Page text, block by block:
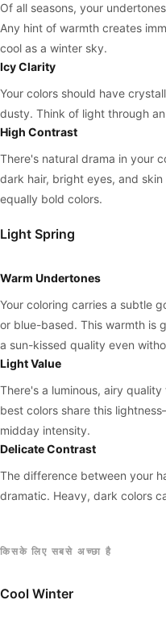
Of all seasons, your
Any hint of warmth creates
cool as a winter sky.
Icy Clarity
Your colors should have
dusty. Think of light through
High Contrast
There's natural drama in your
dark hair, bright eyes, and
equally bold colors.
Light Spring
Warm Undertones
Your coloring carries a subtle
or blue-based. This warmth is
a sun-kissed quality even
Light Value
There's a luminous, airy
best colors share this
midday intensity.
Delicate Contrast
The difference between your
dramatic. Heavy, dark colors
किसके लिए सबसे अच्छा है
Cool Winter